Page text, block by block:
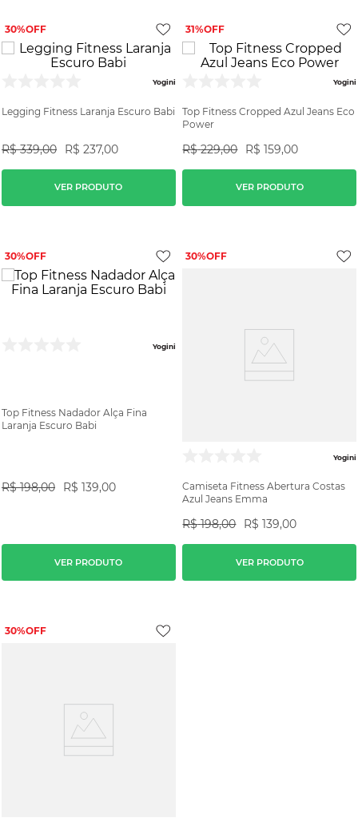
30%
Yogini
Legging Fitness Laranja Escuro Babi
R$ 339,00 R$ 237,00
VER PRODUTO
31%
Yogini
Top Fitness Cropped Azul Jeans Eco
Power
R$ 229,00 R$ 159,00
VER PRODUTO
30%
Yogini
Top Fitness Nadador Alça Fina
Laranja Escuro Babi
R$ 198,00 R$ 139,00
VER PRODUTO
30%
Yogini
Camiseta Fitness Abertura Costas
Azul Jeans Emma
R$ 198,00 R$ 139,00
VER PRODUTO
30%